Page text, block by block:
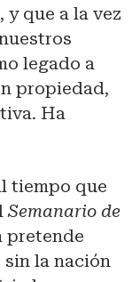
que a la vez
legado a
propiedad,
Ha
tiempo que
Semanario de
pretende
sin la nación